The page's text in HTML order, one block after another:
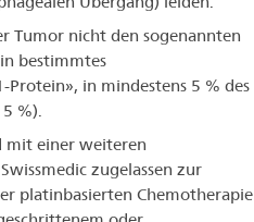
Tumor nicht den sogenannten
bestimmtes
Protein», in mindestens 5 % des
%).
mit einer weiteren
zugelassen zur
platinbasierten Chemotherapie